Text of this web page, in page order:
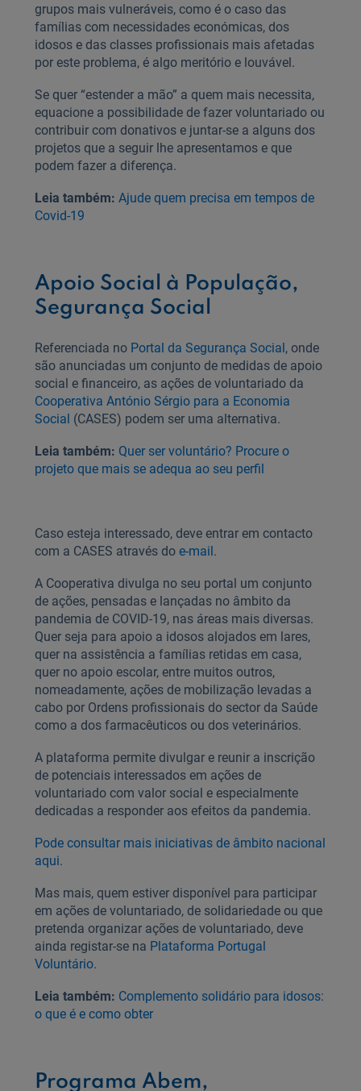
grupos mais vulneráveis, como é o caso das
famílias com necessidades económicas, dos
idosos e das classes profissionais mais afetadas
por este problema, é algo meritório e louvável.
Se quer “estender a mão” a quem mais necessita,
equacione a possibilidade de fazer voluntariado ou
contribuir com donativos e juntar-se a alguns dos
projetos que a seguir lhe apresentamos e que
podem fazer a diferença.
Leia também: Ajude quem precisa em tempos de
Covid-19
Apoio Social à População,
Segurança Social
Referenciada no Portal da Segurança Social, onde
são anunciadas um conjunto de medidas de apoio
social e financeiro, as ações de voluntariado da
Cooperativa António Sérgio para a Economia
Social (CASES) podem ser uma alternativa.
Leia também: Quer ser voluntário? Procure o
projeto que mais se adequa ao seu perfil
Caso esteja interessado, deve entrar em contacto
com a CASES através doe-mail.
A Cooperativa divulga no seu portal um conjunto
de ações, pensadas e lançadas no âmbito da
pandemia de COVID-19, nas áreas mais diversas.
Quer seja para apoio a idosos alojados em lares,
quer na assistência a famílias retidas em casa,
quer no apoio escolar, entre muitos outros,
nomeadamente, ações de mobilização levadas a
cabo por Ordens profissionais do sector da Saúde
como a dos farmacêuticos ou dos veterinários.
A plataforma permite divulgar e reunir a inscrição
de potenciais interessados em ações de
voluntariado com valor social e especialmente
dedicadas a responder aos efeitos da pandemia.
Pode consultar mais iniciativas de âmbito nacional
aqui.
Mas mais, quem estiver disponível para participar
em ações de voluntariado, de solidariedade ou que
pretenda organizar ações de voluntariado, deve
ainda registar-se na Plataforma Portugal
Voluntário.
Leia também: Complemento solidário para idosos:
o que é e como obter
Programa Abem,